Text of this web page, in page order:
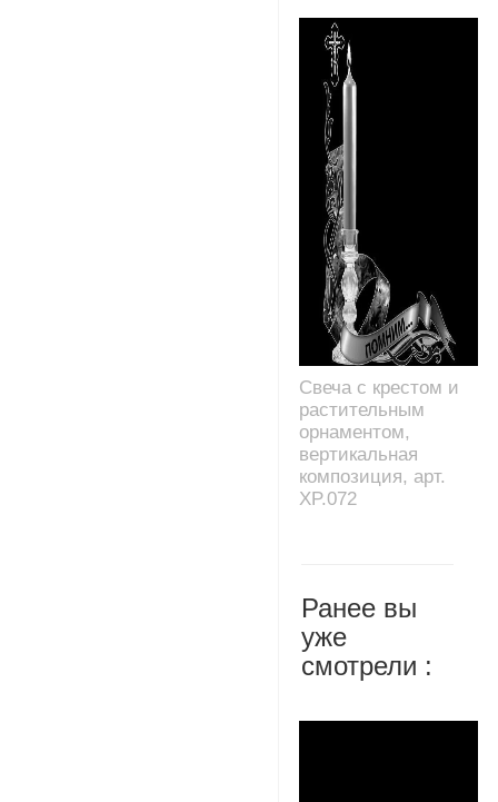
Свеча с крестом и
растительным
орнаментом,
вертикальная
композиция, арт.
XP.072
Ранее вы
уже
смотрели :